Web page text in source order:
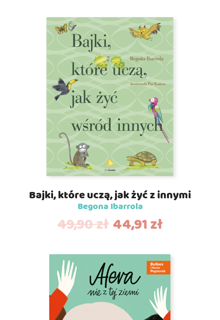
Bajki, które uczą, jak żyć z innymi
Begona Ibarrola
49,90zł 44,91zł